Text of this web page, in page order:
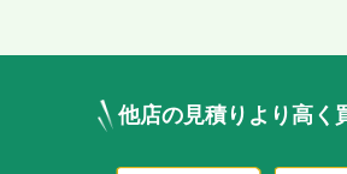
他店の見積りより高く